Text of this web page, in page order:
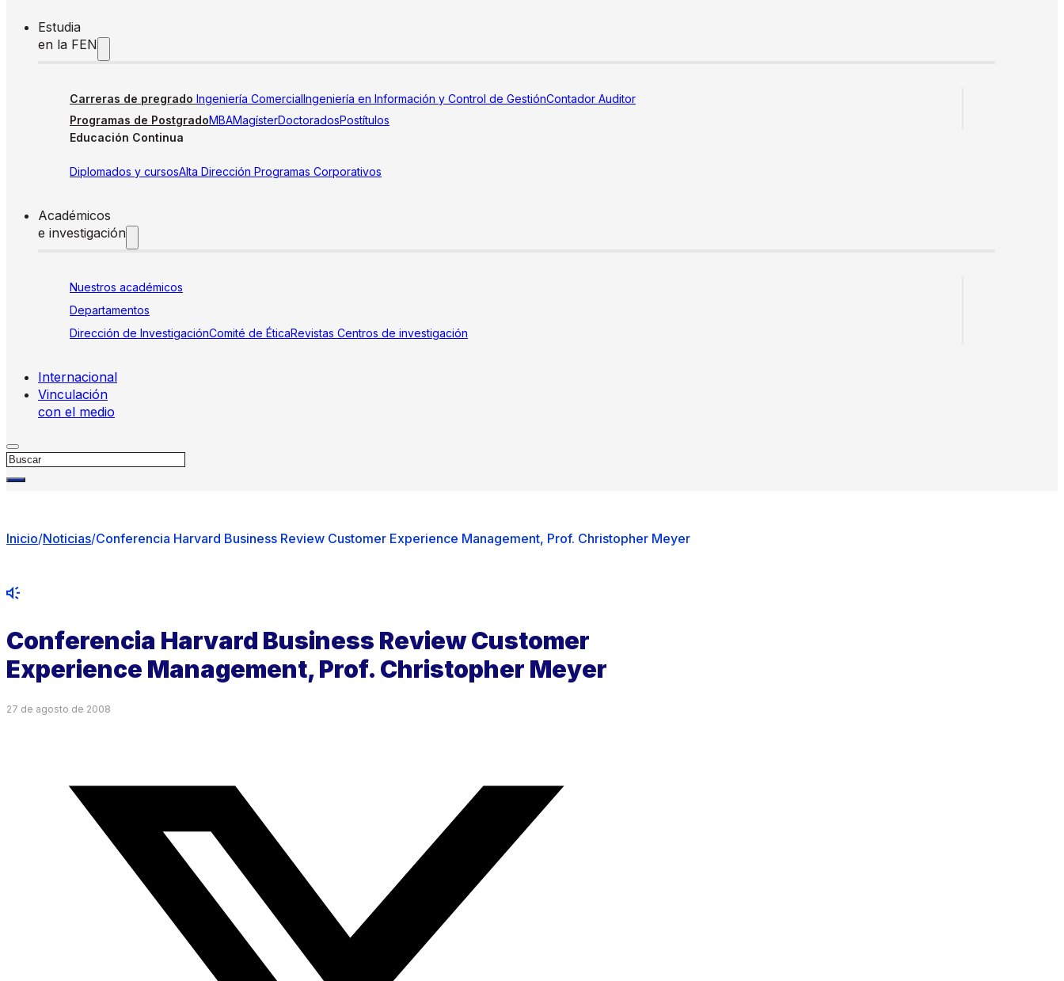
Estudia
en la FEN
Carreras de pregrado Ingeniería ComercialIngeniería en Información y Control de GestiónContador Auditor
Programas de PostgradoMBAMagísterDoctoradosPostítulos
Educación Continua
Diplomados y cursosAlta Dirección Programas Corporativos
Académicos
e investigación
Nuestros académicos
Departamentos
Dirección de InvestigaciónComité de ÉticaRevistas Centros de investigación
Internacional
Vinculación
con el medio
Buscar
Inicio/Noticias/Conferencia Harvard Business Review Customer Experience Management, Prof. Christopher Meyer
Conferencia Harvard Business Review Customer
Experience Management, Prof. Christopher Meyer
27 de agosto de 2008